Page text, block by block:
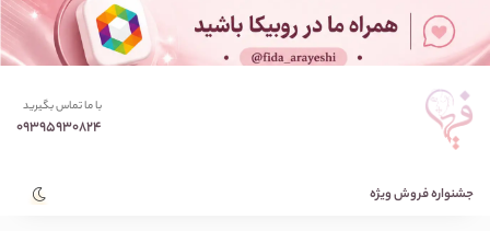
با ما تماس بگیرید
09395930824
جشنواره فروش ویژه